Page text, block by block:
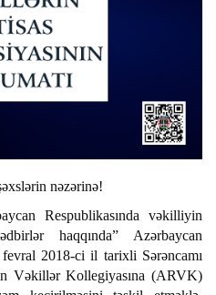
nəzərinə!
Respublikasında vəkilliyin
haqqında” Azərbaycan
2018-ci il tarixli Sərəncamı
Vəkillər Kollegiyasına (ARVK)